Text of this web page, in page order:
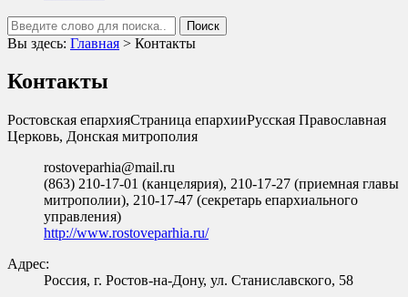
Вы здесь: Главная > Контакты
Контакты
Ростовская епархияСтраница епархииРусская Православная
Церковь, Донская митрополия
rostoveparhia@mail.ru
(863) 210-17-01 (канцелярия), 210-17-27 (приемная главы
митрополии), 210-17-47 (секретарь епархиального
управления)
http://www.rostoveparhia.ru/
Адрес:
Россия, г. Ростов-на-Дону, ул. Станиславского, 58